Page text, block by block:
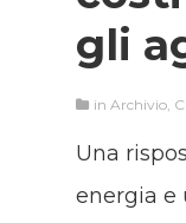
gli
in Archivio,
Una
energia e